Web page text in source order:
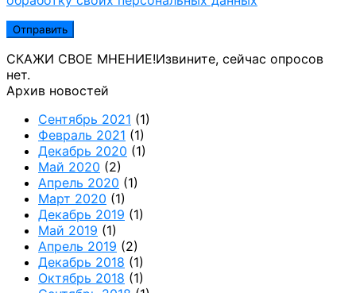
СКАЖИ СВОЕ МНЕНИЕ!Извините, сейчас опросов
нет.
Архив новостей
Сентябрь 2021 (1)
Февраль 2021 (1)
Декабрь 2020 (1)
Май 2020 (2)
Апрель 2020 (1)
Март 2020 (1)
Декабрь 2019 (1)
Май 2019 (1)
Апрель 2019 (2)
Декабрь 2018 (1)
Октябрь 2018 (1)